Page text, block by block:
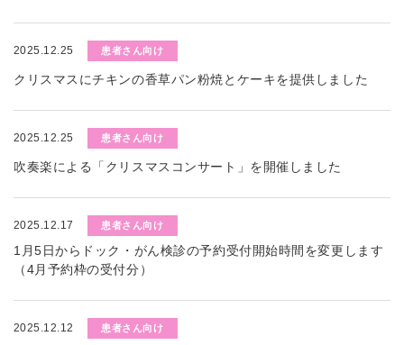
2025.12.25 患者さん向け
クリスマスにチキンの香草パン粉焼とケーキを提供しました
2025.12.25 患者さん向け
吹奏楽による「クリスマスコンサート」を開催しました
2025.12.17 患者さん向け
1月5日からドック・がん検診の予約受付開始時間を変更します
（4月予約枠の受付分）
2025.12.12 患者さん向け